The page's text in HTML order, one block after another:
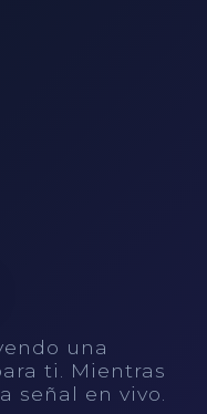
una
ti. Mientras
señal en vivo.